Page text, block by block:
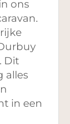
ons
Dit
alles
in een